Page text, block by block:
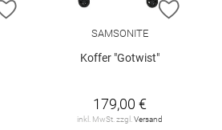
ZUR WUNSCHLISTE HINZUFÜGEN
ZUR
SAMSONITE
Koffer "Gotwist"
179,00 €
inkl. MwSt. zzgl. Versand